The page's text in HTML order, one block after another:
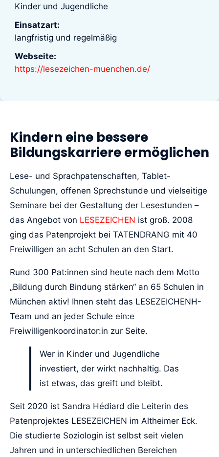
Kinder und Jugendliche
Einsatzart:
langfristig und regelmäßig
Webseite:
https://lesezeichen-muenchen.de/
Kindern eine bessere
Bildungskarriere ermöglichen
Lese- und Sprachpatenschaften, Tablet-
Schulungen, offenen Sprechstunde und vielseitige
Seminare bei der Gestaltung der Lesestunden –
das Angebot von LESEZEICHEN ist groß. 2008
ging das Patenprojekt bei TATENDRANG mit 40
Freiwilligen an acht Schulen an den Start.
Rund 300 Pat:innen sind heute nach dem Motto
„Bildung durch Bindung stärken“ an 65 Schulen in
München aktiv! Ihnen steht das LESEZEICHENH-
Team und an jeder Schule ein:e
Freiwilligenkoordinator:in zur Seite.
Wer in Kinder und Jugendliche
investiert, der wirkt nachhaltig. Das
ist etwas, das greift und bleibt.
Seit 2020 ist Sandra Hédiard die Leiterin des
Patenprojektes LESEZEICHEN im Altheimer Eck.
Die studierte Soziologin ist selbst seit vielen
Jahren und in unterschiedlichen Bereichen